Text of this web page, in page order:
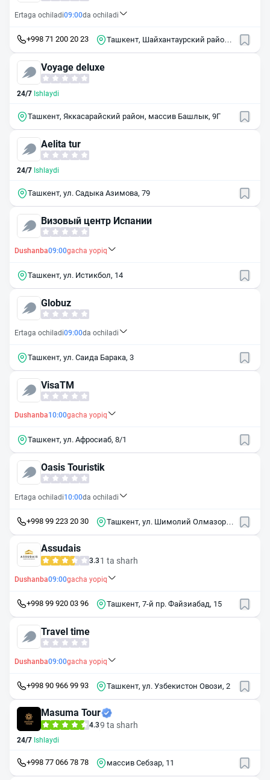
Ertaga ochiladi09:00da ochiladi
+998 71 200 20 23
Ташкент, Шайхантаурский район,
Voyage deluxe
24/7 Ishlaydi
Ташкент, Яккасарайский район, массив Башлык, 9Г
Aelita tur
24/7 Ishlaydi
Ташкент, ул. Садыка Азимова, 79
Визовый центр Испании
Dushanba09:00gacha yopiq
Ташкент, ул. Истикбол, 14
Globuz
Ertaga ochiladi09:00da ochiladi
Ташкент, ул. Саида Барака, 3
VisaTM
Dushanba10:00gacha yopiq
Ташкент, ул. Афросиаб, 8/1
Oasis Touristik
Ertaga ochiladi10:00da ochiladi
+998 99 223 20 30
Ташкент, ул. Шимолий Олмазор,
Assudais
3.3 1 ta sharh
Dushanba09:00gacha yopiq
+998 99 920 03 96 Ташкент, 7-й пр. Файзиабад, 15
Travel time
Dushanba09:00gacha yopiq
+998 90 966 99 93 Ташкент, ул. Узбекистон Овози, 2
Masuma Tour
4.39 ta sharh
24/7 Ishlaydi
+998 77 066 78 78 массив Себзар, 11